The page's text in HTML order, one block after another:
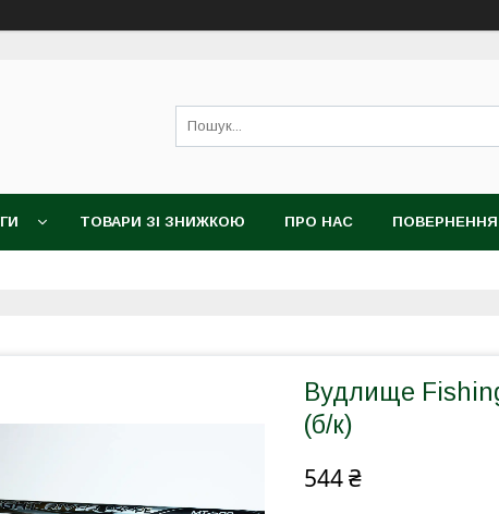
ТОВАРИ ЗІ ЗНИЖКОЮ ПРО НАС ПОВЕРНЕННЯ
Вудлище
(б/к)
544 ₴